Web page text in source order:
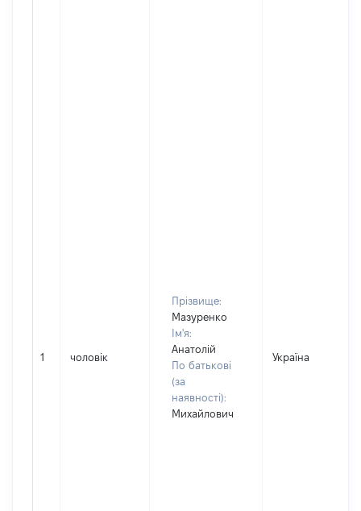
1 чоловік
Прізвище:
Мазуренко
Ім'я:
Анатолій
По батькові
(за
наявності):
Михайлович
Україна